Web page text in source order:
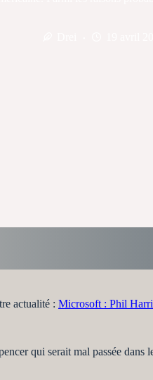
actualité : Microsoft : Phil
qui serait mal passée dans